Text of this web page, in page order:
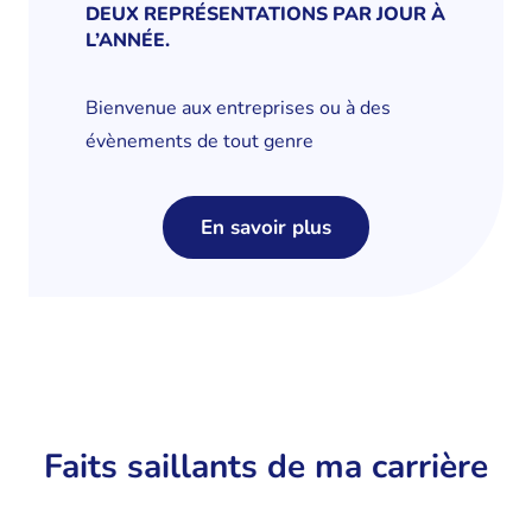
DEUX REPRÉSENTATIONS PAR JOUR À
L’ANNÉE.
Bienvenue aux entreprises ou à des
évènements de tout genre
En savoir plus
Faits saillants de ma carrière